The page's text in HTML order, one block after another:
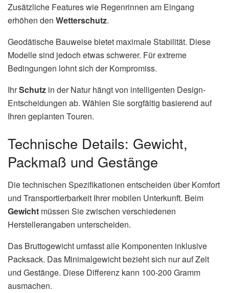
Zusätzliche Features wie Regenrinnen am Eingang
erhöhen den Wetterschutz.
Geodätische Bauweise bietet maximale Stabilität. Diese
Modelle sind jedoch etwas schwerer. Für extreme
Bedingungen lohnt sich der Kompromiss.
IhrSchutz in der Natur hängt von intelligenten Design-
Entscheidungen ab. Wählen Sie sorgfältig basierend auf
Ihren geplanten Touren.
Technische Details: Gewicht,
Packmaß und Gestänge
Die technischen Spezifikationen entscheiden über Komfort
und Transportierbarkeit Ihrer mobilen Unterkunft. Beim
Gewicht müssen Sie zwischen verschiedenen
Herstellerangaben unterscheiden.
Das Bruttogewicht umfasst alle Komponenten inklusive
Packsack. Das Minimalgewicht bezieht sich nur auf Zelt
und Gestänge. Diese Differenz kann 100-200 Gramm
ausmachen.